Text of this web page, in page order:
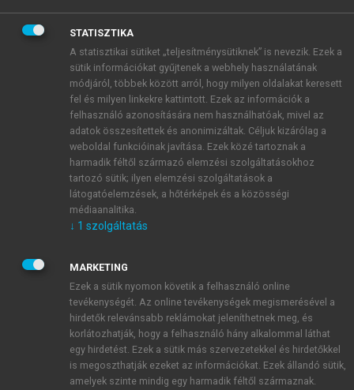
BELÉPÉS SAJÁT FIÓKKAL
ÚJ FIÓK LÉTREHOZÁSA
1 óra díjmentes hozzáférés
E-MAIL-CÍM
JELSZÓ
JELSZÓ ÚJRA
Kérek értesítést a MeRSZ újdonságairól, akcióiról.
STATISZTIKA
A statisztikai sütiket „teljesítménysütiknek” is nevezik. Ezek a
sütik információkat gyűjtenek a webhely használatának
módjáról, többek között arról, hogy milyen oldalakat keresett
fel és milyen linkekre kattintott. Ezek az információk a
felhasználó azonosítására nem használhatóak, mivel az
adatok összesítettek és anonimizáltak. Céljuk kizárólag a
weboldal funkcióinak javítása. Ezek közé tartoznak a
harmadik féltől származó elemzési szolgáltatásokhoz
tartozó sütik; ilyen elemzési szolgáltatások a
látogatóelemzések, a hőtérképek és a közösségi
médiaanalitika.
↓ 1 szolgáltatás
MARKETING
Ezek a sütik nyomon követik a felhasználó online
tevékenységét. Az online tevékenységek megismerésével a
hirdetők relevánsabb reklámokat jeleníthetnek meg, és
korlátozhatják, hogy a felhasználó hány alkalommal láthat
egy hirdetést. Ezek a sütik más szervezetekkel és hirdetőkkel
is megoszthatják ezeket az információkat. Ezek állandó sütik,
amelyek szinte mindig egy harmadik féltől származnak.